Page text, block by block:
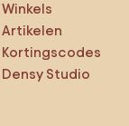
Winkels
Artikelen
Kortingscodes
Densy Studio